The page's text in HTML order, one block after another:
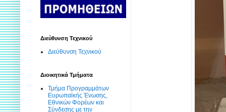
Διεύθυνση Τεχνικού
Διεύθυνση Τεχνικού
Διοικητικά Τμήματα
Τμήμα Προγραμμάτων
Ευρωπαϊκής Ένωσης,
Εθνικών Φορέων και
Σύνδεσης με την